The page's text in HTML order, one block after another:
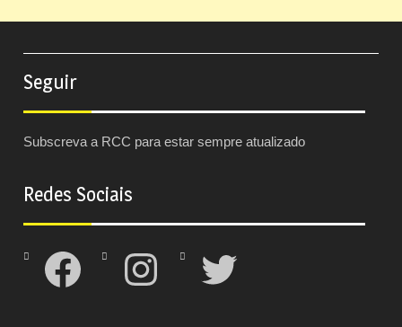
Seguir
Subscreva a RCC para estar sempre atualizado
Redes Sociais
Facebook Instagram Twitter